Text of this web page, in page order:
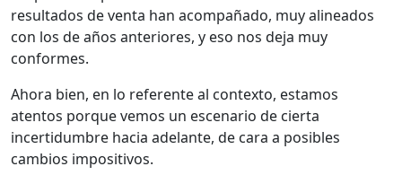
resultados de venta han acompañado, muy alineados
con los de años anteriores, y eso nos deja muy
conformes.
Ahora bien, en lo referente al contexto, estamos
atentos porque vemos un escenario de cierta
incertidumbre hacia adelante, de cara a posibles
cambios impositivos.